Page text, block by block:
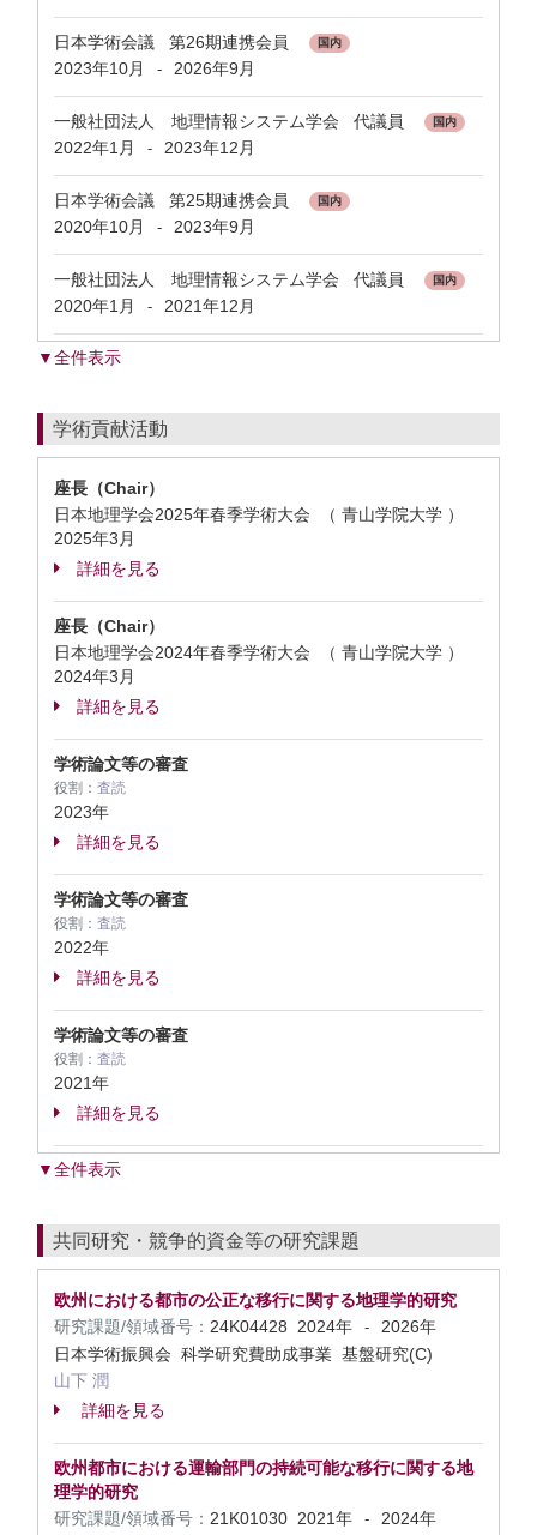
日本学術会議 第26期連携会員 国内
2023年10月 - 2026年9月
一般社団法人 地理情報システム学会 代議員 国内
2022年1月 - 2023年12月
日本学術会議 第25期連携会員 国内
2020年10月 - 2023年9月
一般社団法人 地理情報システム学会 代議員 国内
2020年1月 - 2021年12月
▼全件表示
学術貢献活動
座長（Chair）
日本地理学会2025年春季学術大会 （ 青山学院大学 ）
2025年3月
詳細を見る
座長（Chair）
日本地理学会2024年春季学術大会 （ 青山学院大学 ）
2024年3月
詳細を見る
学術論文等の審査
役割： 査読
2023年
詳細を見る
学術論文等の審査
役割： 査読
2022年
詳細を見る
学術論文等の審査
役割： 査読
2021年
詳細を見る
▼全件表示
共同研究・競争的資金等の研究課題
欧州における都市の公正な移行に関する地理学的研究
研究課題/領域番号： 24K04428 2024年 -
2026年
日本学術振興会 科学研究費助成事業 基盤研究(C)
山下 潤
詳細を見る
欧州都市における運輸部門の持続可能な移行に関する地
理学的研究
研究課題/領域番号： 21K01030 2021年 -
2024年